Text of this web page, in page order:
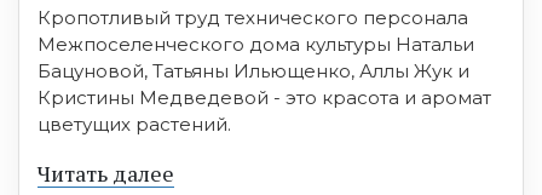
Кропотливый труд технического персонала
Межпоселенческого дома культуры Натальи
Бацуновой, Татьяны Ильющенко, Аллы Жук и
Кристины Медведевой - это красота и аромат
цветущих растений.
Читать далее